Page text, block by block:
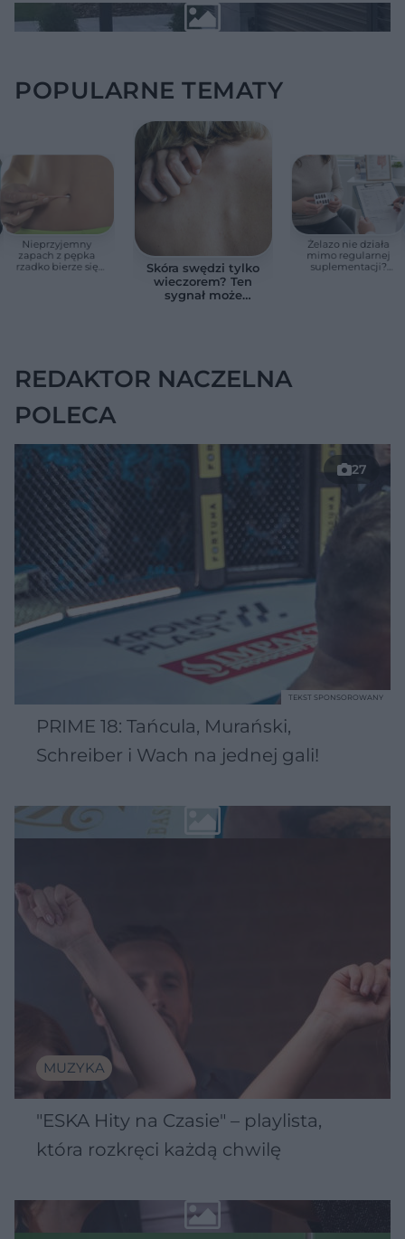
POPULARNE TEMATY
Nieprzyjemny
zapach z pępka
rzadko bierze się
Skóra swędzi tylko
wieczorem? Ten
sygnał może
Żelazo nie działa
mimo regularnej
suplementacji?
REDAKTOR NACZELNA
POLECA
27
PRIME 18: Tańcula, Murański,
Schreiber i Wach na jednej gali!
TEKST SPONSOROWANY
MUZYKA
"ESKA Hity na Czasie" – playlista,
która rozkręci każdą chwilę